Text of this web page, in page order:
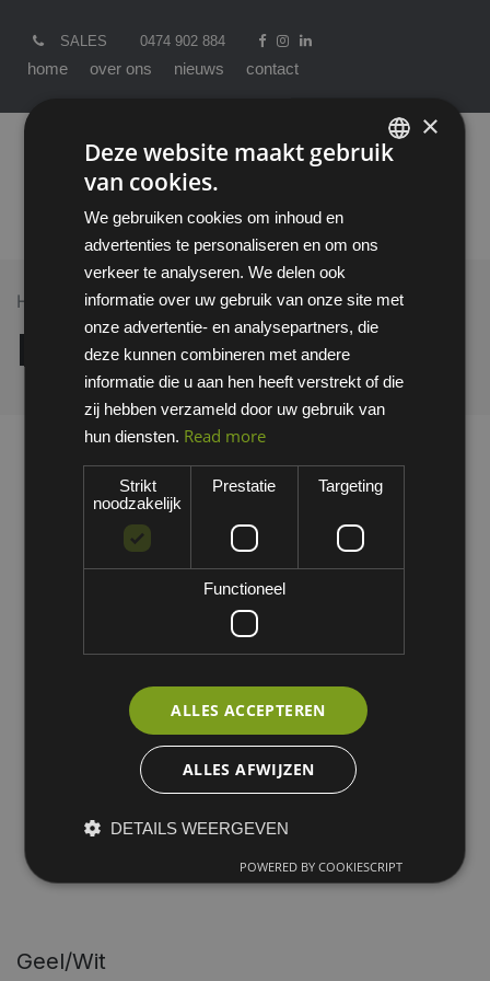
SALES 0474 902 884
home over ons nieuws contact
Home >All Products Bilsom 303L oordop
Bilsom 303L oordop
Geel/wit
×
Deze website maakt gebruik
van cookies.
We gebruiken cookies om inhoud en
advertenties te personaliseren en om ons
verkeer te analyseren. We delen ook
informatie over uw gebruik van onze site met
onze advertentie- en analysepartners, die
deze kunnen combineren met andere
informatie die u aan hen heeft verstrekt of die
zij hebben verzameld door uw gebruik van
hun diensten. Read more
Strikt
noodzakelijk
Prestatie Targeting
Functioneel
ALLES ACCEPTEREN
ALLES AFWIJZEN
DETAILS WEERGEVEN
POWERED BY COOKIESCRIPT